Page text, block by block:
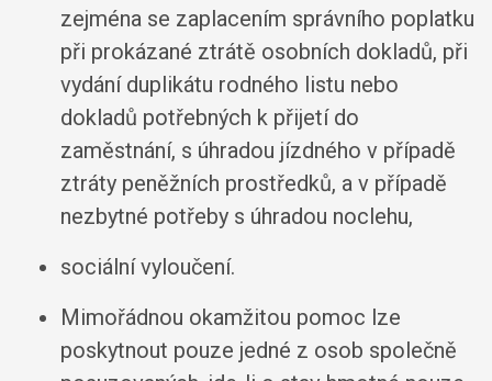
zejména se zaplacením správního poplatku
při prokázané ztrátě osobních dokladů, při
vydání duplikátu rodného listu nebo
dokladů potřebných k přijetí do
zaměstnání, s úhradou jízdného v případě
ztráty peněžních prostředků, a v případě
nezbytné potřeby s úhradou noclehu,
sociální vyloučení.
Mimořádnou okamžitou pomoc lze
poskytnout pouze jedné z osob společně